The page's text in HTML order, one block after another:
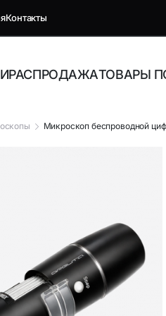
Контакты
Автовидеорегистраторы
Аудиотехника
РАСПРОДАЖАТОВАРЫ
Микроскоп беспроводной